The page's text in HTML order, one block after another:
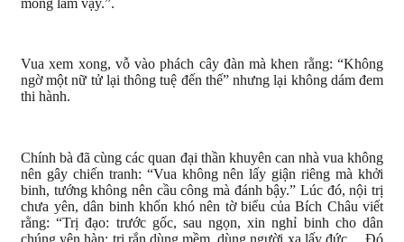
mong lắm vậy.”.
Vua xem xong, vỗ vào phách cây đàn mà khen rằng: “Không
ngờ một nữ tử lại thông tuệ đến thế” nhưng lại không dám đem
thi hành.
Chính bà đã cùng các quan đại thần khuyên can nhà vua không
nên gây chiến tranh: “Vua không nên lấy giận riêng mà khởi
binh, tướng không nên cầu công mà đánh bậy.” Lúc đó, nội trị
chưa yên, dân binh khốn khó nên tờ biểu của Bích Châu viết
rằng: “Trị đạo: trước gốc, sau ngọn, xin nghỉ binh cho dân
chúng yên hàn; trị rắn dùng mềm, dùng người xa lấy đức… Đó